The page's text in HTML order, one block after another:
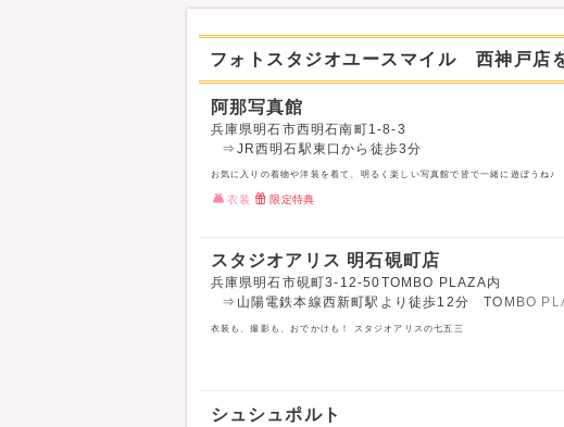
フォトスタジオユースマイル 西神戸店
阿那写真館
兵庫県明石市西明石南町1-8-3
⇒JR西明石駅東口から徒歩3分
お気に入りの着物や洋装を着て、明るく楽しい写真館で皆で一緒に遊ぼうね♪
衣装 限定特典
スタジオアリス 明石硯町店
兵庫県明石市硯町3-12-50TOMBO PLAZA内
⇒山陽電鉄本線西新町駅より徒歩12分 TOMBO
衣装も、撮影も、おでかけも！ スタジオアリスの七五三
シュシュポルト